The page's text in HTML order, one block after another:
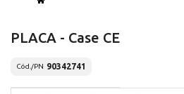
PLACA - Case CE
Cód./PN 90342741